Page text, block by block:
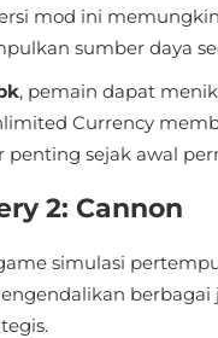
mod ini
sumber daya
, pemain dapat
Currency
sejak awal
2: Cannon
simulasi